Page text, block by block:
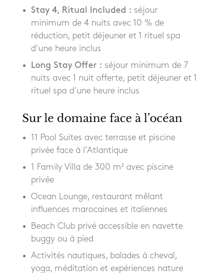
Stay 4, Ritual Included : séjour
minimum de 4 nuits avec 10 % de
réduction, petit déjeuner et 1 rituel spa
d’une heure inclus
Long Stay Offer : séjour minimum de 7
nuits avec 1 nuit offerte, petit déjeuner et 1
rituel spa d’une heure inclus
Sur le domaine face à l’océan
11 Pool Suites avec terrasse et piscine
privée face à l’Atlantique
1 Family Villa de 300 m² avec piscine
privée
Ocean Lounge, restaurant mêlant
influences marocaines et italiennes
Beach Club privé accessible en navette
buggy ou à pied
Activités nautiques, balades à cheval,
yoga, méditation et expériences nature